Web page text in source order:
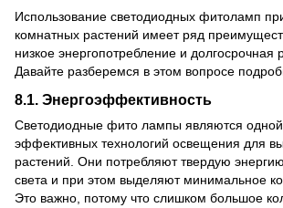
Использование светодиодных фитоламп
комнатных растений имеет ряд
низкое энергопотребление и долгосрочная
Давайте разберемся в этом вопросе
8.1. Энергоэффективность
Светодиодные фито лампы являются
эффективных технологий освещения для
растений. Они потребляют твердую
света и при этом выделяют минимальное
Это важно, потому что слишком большое